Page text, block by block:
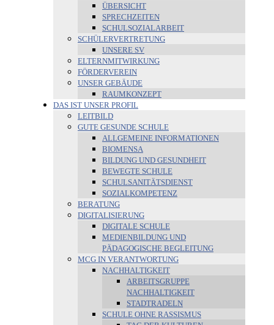
ÜBERSICHT
SPRECHZEITEN
SCHULSOZIALARBEIT
SCHÜLERVERTRETUNG
UNSERE SV
ELTERNMITWIRKUNG
FÖRDERVEREIN
UNSER GEBÄUDE
RAUMKONZEPT
DAS IST UNSER PROFIL
LEITBILD
GUTE GESUNDE SCHULE
ALLGEMEINE INFORMATIONEN
BIOMENSA
BILDUNG UND GESUNDHEIT
BEWEGTE SCHULE
SCHULSANITÄTSDIENST
SOZIALKOMPETENZ
BERATUNG
DIGITALISIERUNG
DIGITALE SCHULE
MEDIENBILDUNG UND
PÄDAGOGISCHE BEGLEITUNG
MCG IN VERANTWORTUNG
NACHHALTIGKEIT
ARBEITSGRUPPE
NACHHALTIGKEIT
STADTRADELN
SCHULE OHNE RASSISMUS